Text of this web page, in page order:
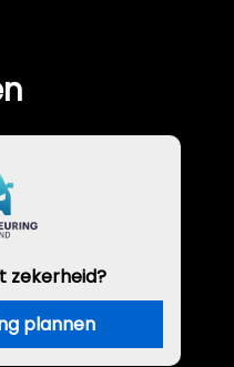
zekerheid?
plannen